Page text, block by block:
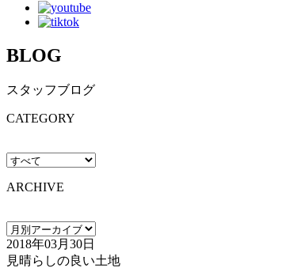
BLOG
スタッフブログ
CATEGORY
ARCHIVE
2018年03月30日
見晴らしの良い土地